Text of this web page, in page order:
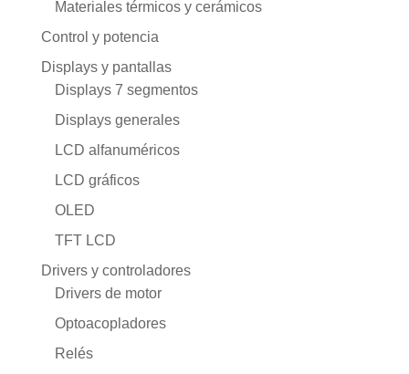
Materiales térmicos y cerámicos
Control y potencia
Displays y pantallas
Displays 7 segmentos
Displays generales
LCD alfanuméricos
LCD gráficos
OLED
TFT LCD
Drivers y controladores
Drivers de motor
Optoacopladores
Relés